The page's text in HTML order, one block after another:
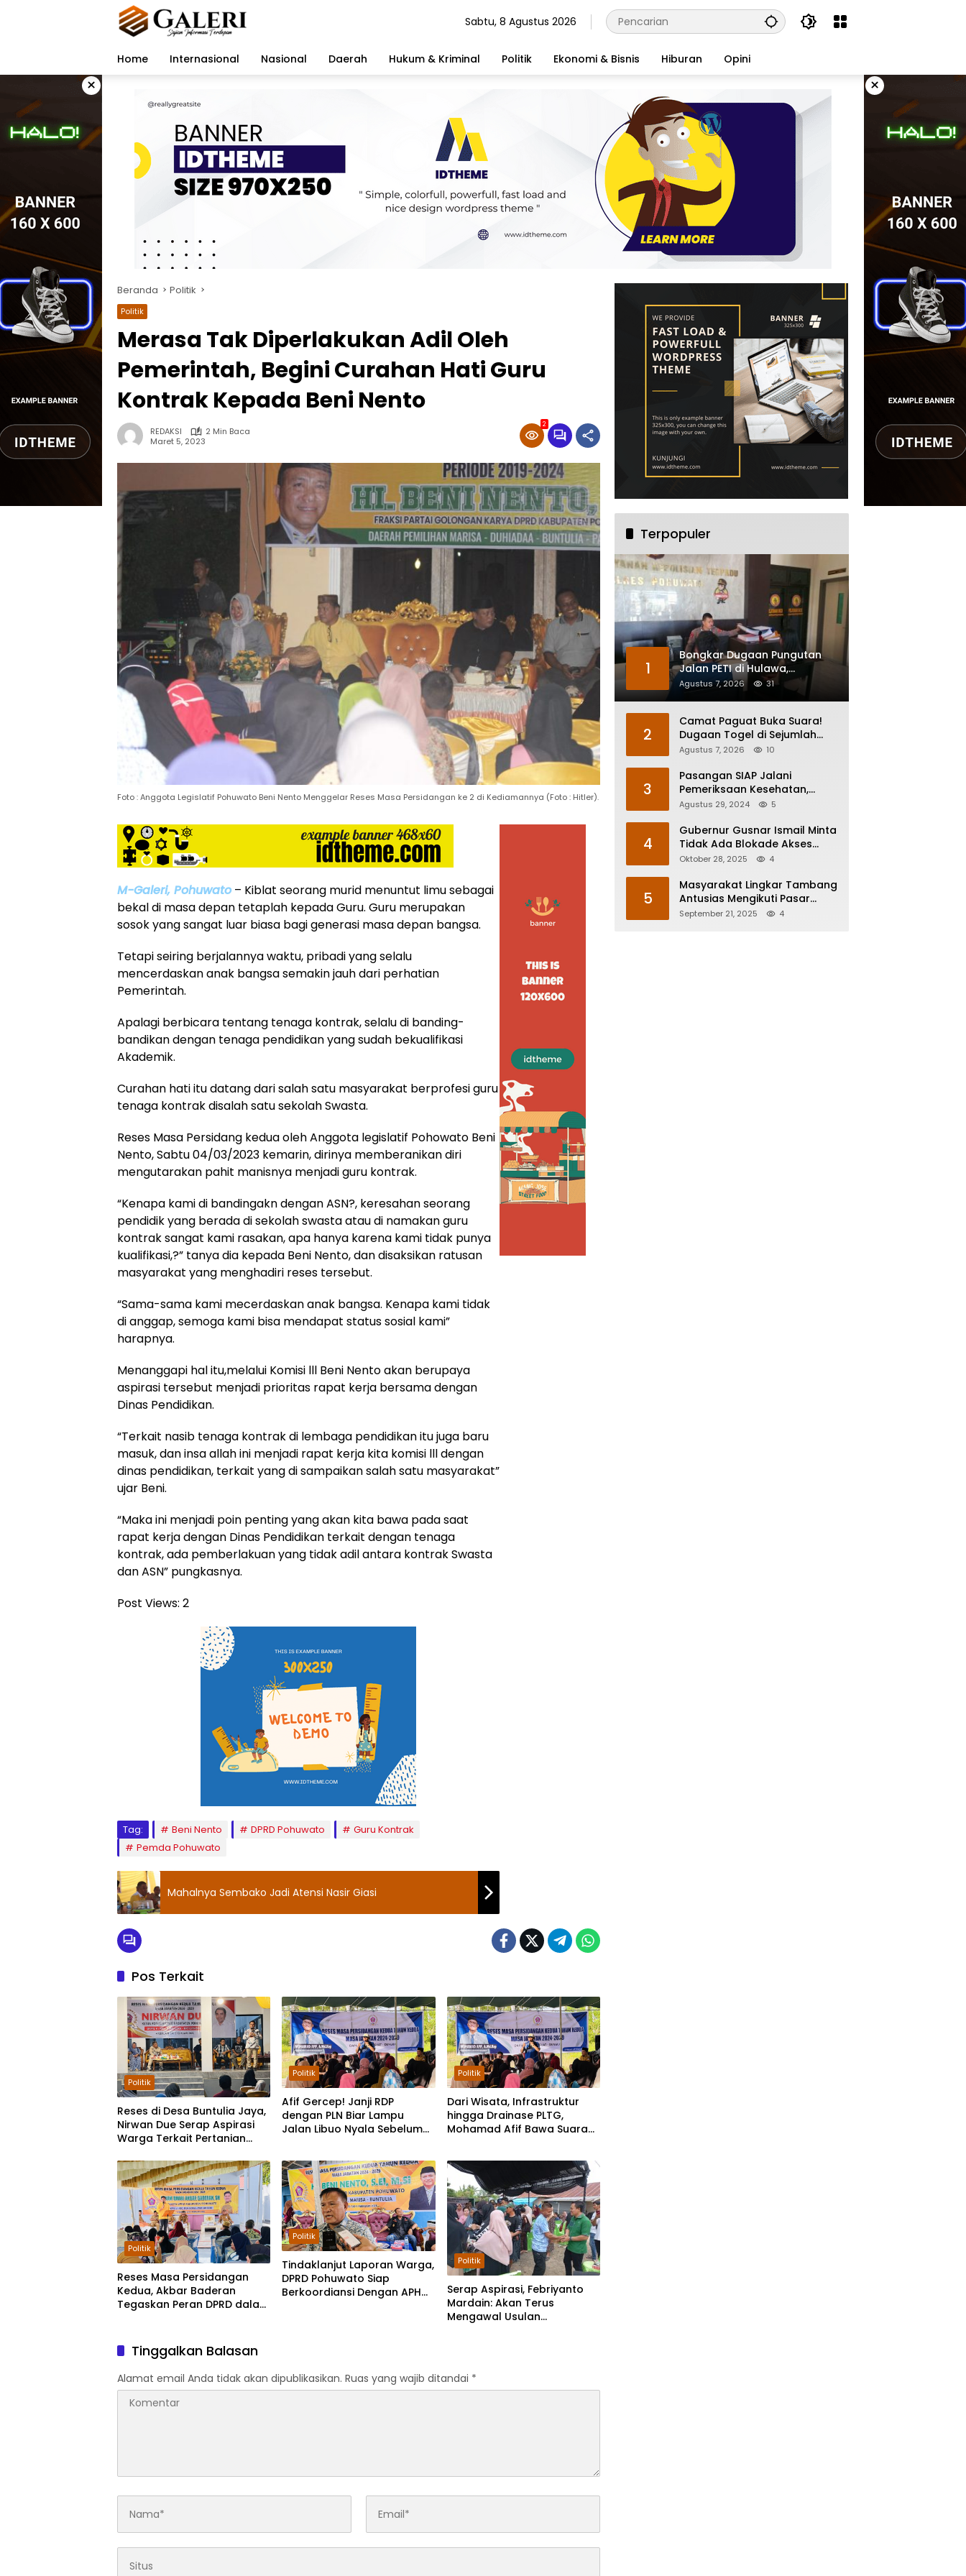
Sabtu, 8 Agustus 2026
Home Internasional Nasional Daerah Hukum & Kriminal Politik Ekonomi & Bisnis Hiburan Opini
× ×
Beranda Politik
Politik
Merasa Tak Diperlakukan Adil Oleh
Pemerintah, Begini Curahan Hati Guru
Kontrak Kepada Beni Nento
REDAKSI
2 Min Baca
Maret 5, 2023
2
Foto : Anggota Legislatif Pohuwato Beni Nento Menggelar Reses Masa Persidangan ke 2 di Kediamannya (Foto : Hitler).
M-Galeri, Pohuwato– Kiblat seorang murid menuntut limu sebagai
bekal di masa depan tetaplah kepada Guru. Guru merupakan
sosok yang sangat luar biasa bagi generasi masa depan bangsa.
Tetapi seiring berjalannya waktu, pribadi yang selalu
mencerdaskan anak bangsa semakin jauh dari perhatian
Pemerintah.
Apalagi berbicara tentang tenaga kontrak, selalu di banding-
bandikan dengan tenaga pendidikan yang sudah bekualifikasi
Akademik.
Curahan hati itu datang dari salah satu masyarakat berprofesi guru
tenaga kontrak disalah satu sekolah Swasta.
Reses Masa Persidang kedua oleh Anggota legislatif Pohowato Beni
Nento, Sabtu 04/03/2023 kemarin, dirinya memberanikan diri
mengutarakan pahit manisnya menjadi guru kontrak.
“Kenapa kami di bandingakn dengan ASN?, keresahan seorang
pendidik yang berada di sekolah swasta atau di namakan guru
kontrak sangat kami rasakan, apa hanya karena kami tidak punya
kualifikasi,?” tanya dia kepada Beni Nento, dan disaksikan ratusan
masyarakat yang menghadiri reses tersebut.
“Sama-sama kami mecerdaskan anak bangsa. Kenapa kami tidak
di anggap, semoga kami bisa mendapat status sosial kami”
harapnya.
Menanggapi hal itu,melalui Komisi lll Beni Nento akan berupaya
aspirasi tersebut menjadi prioritas rapat kerja bersama dengan
Dinas Pendidikan.
“Terkait nasib tenaga kontrak di lembaga pendidikan itu juga baru
masuk, dan insa allah ini menjadi rapat kerja kita komisi lll dengan
dinas pendidikan, terkait yang di sampaikan salah satu masyarakat”
ujar Beni.
“Maka ini menjadi poin penting yang akan kita bawa pada saat
rapat kerja dengan Dinas Pendidikan terkait dengan tenaga
kontrak, ada pemberlakuan yang tidak adil antara kontrak Swasta
dan ASN” pungkasnya.
Post Views: 2
Tag: Beni Nento DPRD Pohuwato
Guru Kontrak
Pemda Pohuwato
Mahalnya Sembako Jadi Atensi Nasir Giasi
Pos Terkait
Politik
Reses di Desa Buntulia Jaya,
Nirwan Due Serap Aspirasi
Warga Terkait Pertanian
Politik
Afif Gercep! Janji RDP
dengan PLN Biar Lampu
Jalan Libuo Nyala Sebelum
Politik
Dari Wisata, Infrastruktur
hingga Drainase PLTG,
Mohamad Afif Bawa Suara
Politik
Reses Masa Persidangan
Kedua, Akbar Baderan
Tegaskan Peran DPRD dalam
Politik
Tindaklanjut Laporan Warga,
DPRD Pohuwato Siap
Berkoordiansi Dengan APH
Politik
Serap Aspirasi, Febriyanto
Mardain: Akan Terus
Mengawal Usulan
Tinggalkan Balasan
Alamat email Anda tidak akan dipublikasikan. Ruas yang wajib ditandai *
Terpopuler
1
Bongkar Dugaan Pungutan
Jalan PETI di Hulawa,
Sengketa Lahan Berujung
Dugaan Pengeroyokan
Agustus 7, 2026 31
2
Camat Paguat Buka Suara!
Dugaan Togel di Sejumlah
Desa Segera Dikoordinasikan
Agustus 7, 2026 10
3
Pasangan SIAP Jalani
Pemeriksaan Kesehatan,
Begini Yang Disampaikan
Agustus 29, 2024 5
4
Gubernur Gusnar Ismail Minta
Tidak Ada Blokade Akses
Karyawan Pani Gold Mine
Oktober 28, 2025 4
5
Masyarakat Lingkar Tambang
Antusias Mengikuti Pasar
Murah Pani Gold Project
September 21, 2025 4